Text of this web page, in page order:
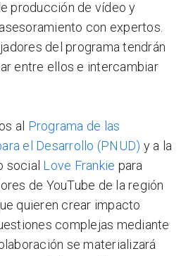
producción de vídeo y
con expertos.
del programa tendrán
entre ellos e intercambiar
al Programa de las
el Desarrollo (PNUD) y a la
social Love Frankie para
de YouTube de la región
quieren crear impacto
complejas mediante
se materializará